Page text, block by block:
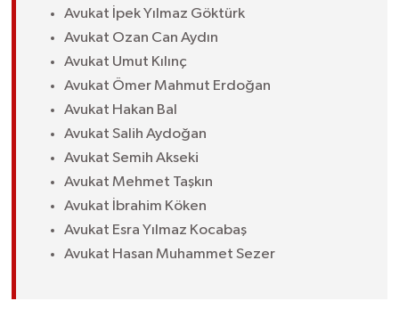
Avukat İpek Yılmaz Göktürk
Avukat Ozan Can Aydın
Avukat Umut Kılınç
Avukat Ömer Mahmut Erdoğan
Avukat Hakan Bal
Avukat Salih Aydoğan
Avukat Semih Akseki
Avukat Mehmet Taşkın
Avukat İbrahim Köken
Avukat Esra Yılmaz Kocabaş
Avukat Hasan Muhammet Sezer